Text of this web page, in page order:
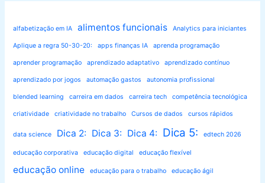
alfabetização em IA alimentos funcionais Analytics para iniciantes
Aplique a regra 50-30-20: apps finanças IA aprenda programação
aprender programação aprendizado adaptativo aprendizado contínuo
aprendizado por jogos automação gastos autonomia profissional
blended learning carreira em dados carreira tech competência tecnológica
criatividade criatividade no trabalho Cursos de dados cursos rápidos
data science Dica 2: Dica 3: Dica 4: Dica 5: edtech 2026
educação corporativa educação digital educação flexível
educação online educação para o trabalho educação ágil